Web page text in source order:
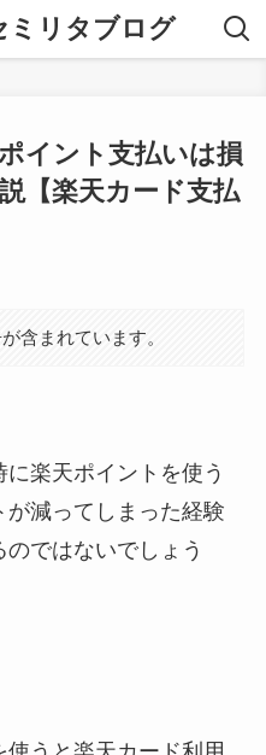
ミリタブログ
イント支払いは損
【楽天カード支払
含まれています。
楽天ポイントを使う
が減ってしまった経験
ではないでしょう